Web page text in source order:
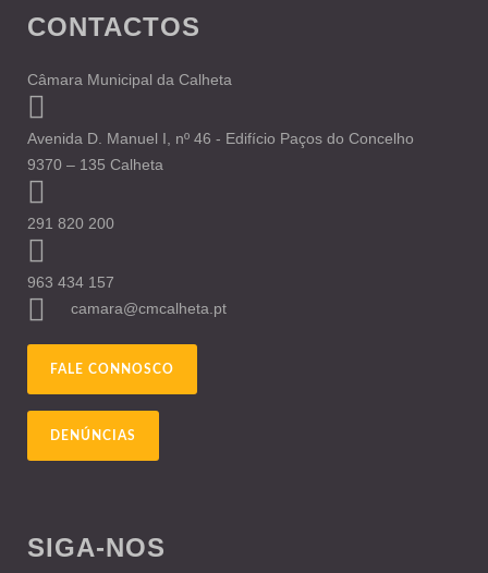
CONTACTOS
Câmara Municipal da Calheta
Avenida D. Manuel I, nº 46 - Edifício Paços do Concelho
9370 – 135 Calheta
291 820 200
963 434 157
camara@cmcalheta.pt
FALE CONNOSCO
DENÚNCIAS
SIGA-NOS